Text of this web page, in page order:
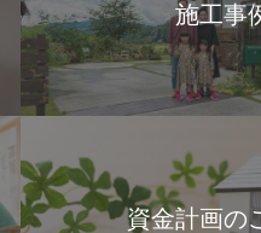
施工事
資金計画の